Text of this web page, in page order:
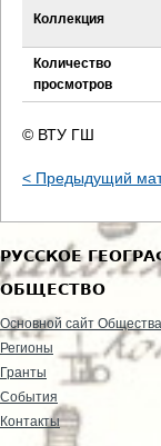
Коллекция
Количество
просмотров
© ВТУ ГШ
< Предыдущий
РУССКОЕ
ОБЩЕСТВО
Основной сайт Общества
Регионы
Гранты
События
Контакты